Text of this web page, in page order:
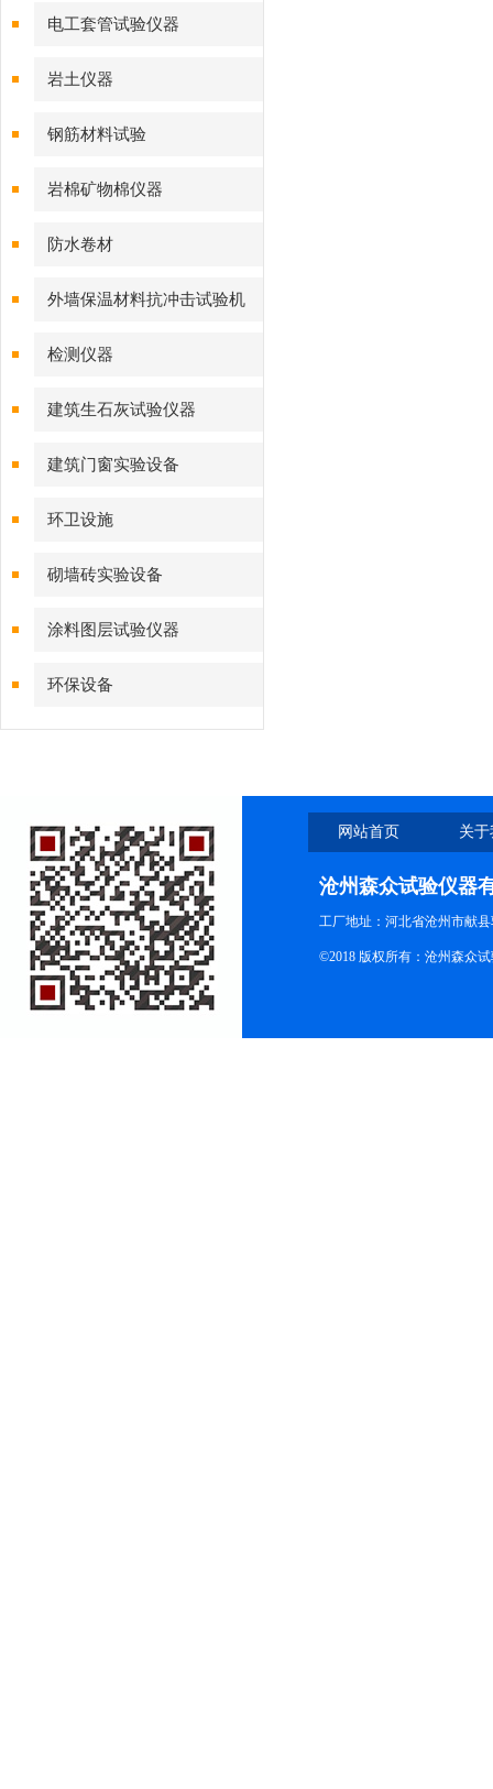
电工套管试验仪器
岩土仪器
钢筋材料试验
岩棉矿物棉仪器
防水卷材
外墙保温材料抗冲击试验机
检测仪器
建筑生石灰试验仪器
建筑门窗实验设备
环卫设施
砌墙砖实验设备
涂料图层试验仪器
环保设备
网站首页 关
沧州森众试验仪器
工厂地址：河北省沧州市献
©2018 版权所有：沧州森众